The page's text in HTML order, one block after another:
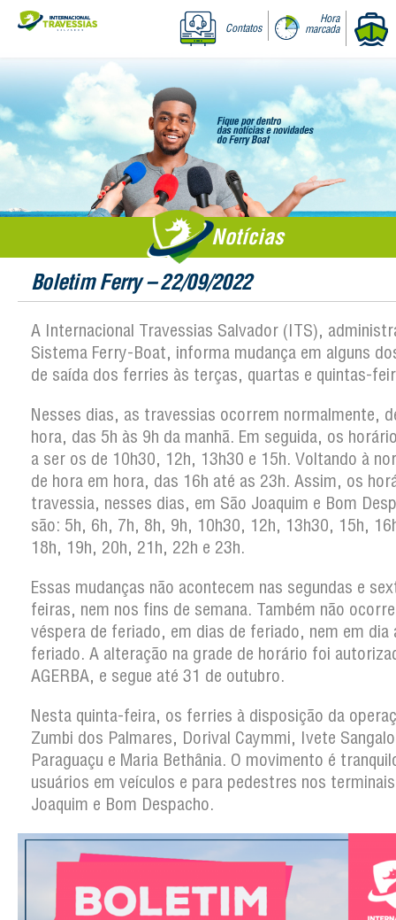
Contatos
Hora
marcada
Notícias
Boletim Ferry – 22/09/2022
A Internacional Travessias Salvador (ITS),
Sistema Ferry-Boat, informa mudança em alguns
de saída dos ferries às terças, quartas e quintas-
Nesses dias, as travessias ocorrem normalmente,
hora, das 5h às 9h da manhã. Em seguida, os
a ser os de 10h30, 12h, 13h30 e 15h. Voltando à
de hora em hora, das 16h até as 23h. Assim, os
travessia, nesses dias, em São Joaquim e Bom
são: 5h, 6h, 7h, 8h, 9h, 10h30, 12h, 13h30, 15h,
18h, 19h, 20h, 21h, 22h e 23h.
Essas mudanças não acontecem nas segundas e
feiras, nem nos fins de semana. Também não
véspera de feriado, em dias de feriado, nem em dia
feriado. A alteração na grade de horário foi
AGERBA, e segue até 31 de outubro.
Nesta quinta-feira, os ferries à disposição da
Zumbi dos Palmares, Dorival Caymmi, Ivete
Paraguaçu e Maria Bethânia. O movimento é
usuários em veículos e para pedestres nos
Joaquim e Bom Despacho.